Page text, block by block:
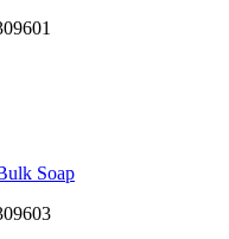
Soap